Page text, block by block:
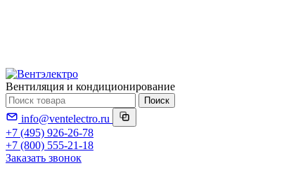
Вентиляция и кондиционирование
Поиск
info@ventelectro.ru
+7 (495) 926-26-78
+7 (800) 555-21-18
Заказать звонок